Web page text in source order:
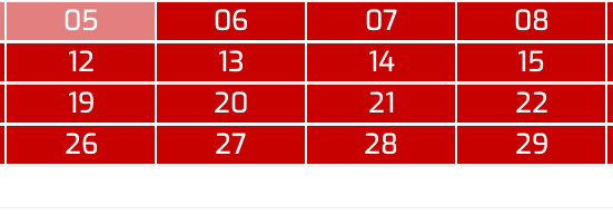
05 06 07 08
12 13 14 15
19 20 21 22
26 27 28 29